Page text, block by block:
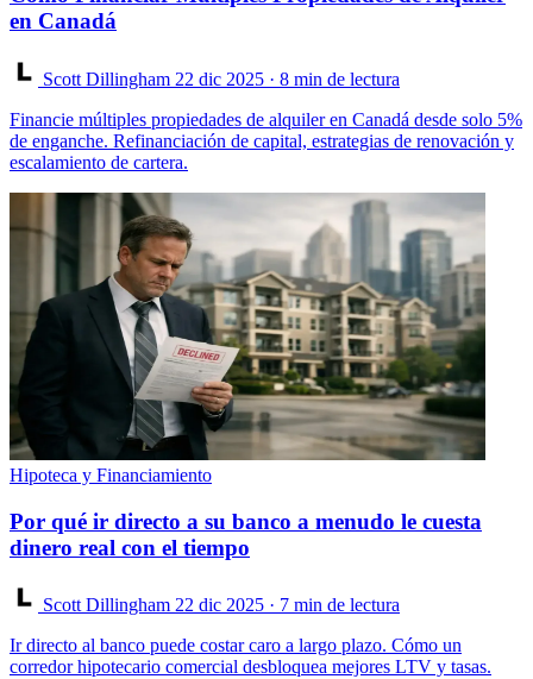
en Canadá
Scott Dillingham 22 dic 2025 · 8 min de lectura
Financie múltiples propiedades de alquiler en Canadá desde solo 5%
de enganche. Refinanciación de capital, estrategias de renovación y
escalamiento de cartera.
Hipoteca y Financiamiento
Por qué ir directo a su banco a menudo le cuesta
dinero real con el tiempo
Scott Dillingham 22 dic 2025 · 7 min de lectura
Ir directo al banco puede costar caro a largo plazo. Cómo un
corredor hipotecario comercial desbloquea mejores LTV y tasas.